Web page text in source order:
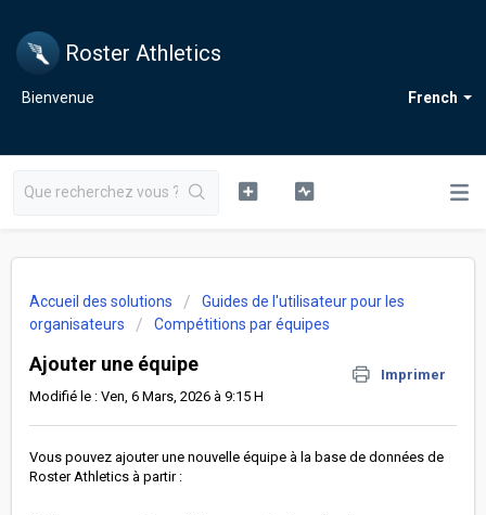
Roster Athletics
French
Bienvenue
Accueil des solutions
Guides de l'utilisateur pour les
organisateurs
Compétitions par équipes
Ajouter une équipe
Imprimer
Modifié le : Ven, 6 Mars, 2026 à 9:15 H
Vous pouvez ajouter une nouvelle équipe à la base de données de
Roster Athletics à partir :